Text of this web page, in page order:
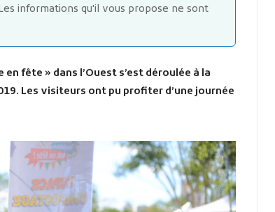
informations qu'il vous propose ne sont
fête » dans l’Ouest s’est déroulée à la
Les visiteurs ont pu profiter d’une journée